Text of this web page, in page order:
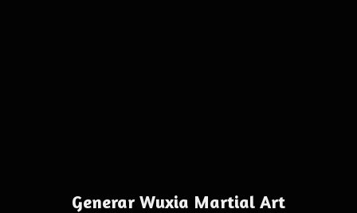
Generar Wuxia Martial Art